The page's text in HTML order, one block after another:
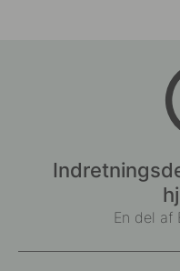
En del af